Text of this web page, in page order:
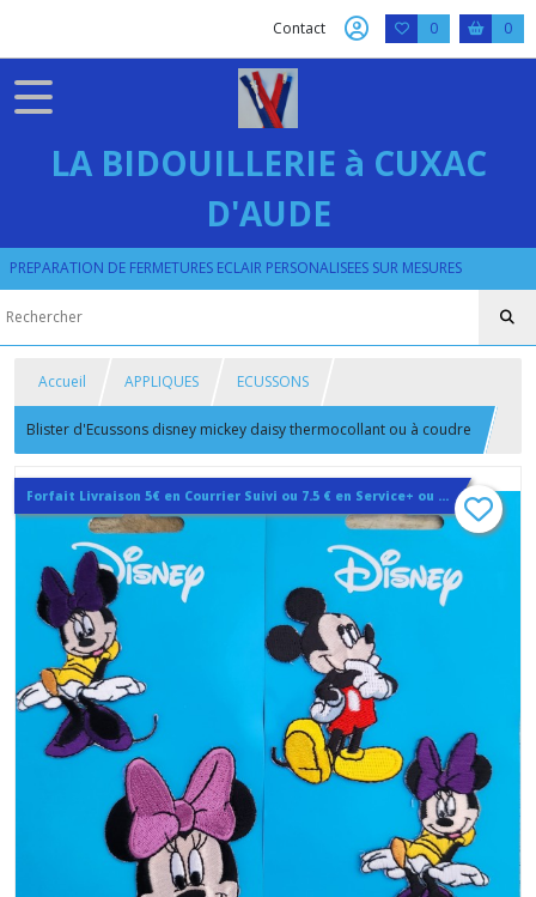
Contact 0 0
LA BIDOUILLERIE à CUXAC
D'AUDE
PREPARATION DE FERMETURES ECLAIR PERSONALISEES SUR MESURES
Accueil APPLIQUES ECUSSONS
Blister d'Ecussons disney mickey daisy thermocollant ou à coudre
Forfait Livraison 5€ en Courrier Suivi ou 7.5 € en Service+ ou 13.5€ en Colissimo